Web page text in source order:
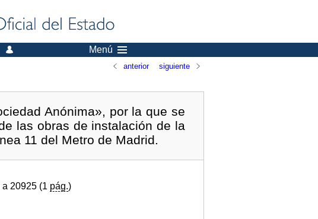
Menú
anterior siguiente
Anónima», por la que se
las obras de instalación de la
11 del Metro de Madrid.
20925 (1 pág.)